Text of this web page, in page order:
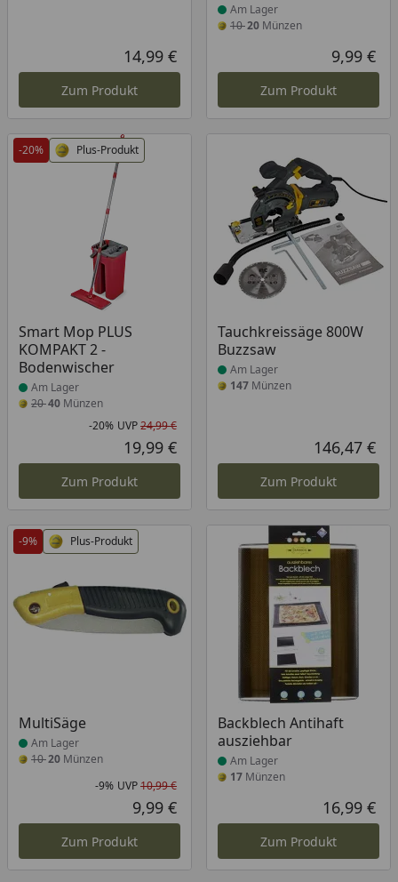
Aktueller Preis
14,99 €
Zum Produkt
Am Lager
1020 Münzen
9,99 €
Zum Produkt
-20% Plus-Produkt
Smart Mop PLUS
KOMPAKT 2 -
Bodenwischer
Produkt am Lager
Am Lager
2040 Münzen
Rabatt in Prozent
-20%
Ursprünglicher Preis
UVP24,99 €
Aktueller Preis
19,99 €
Zum Produkt
Tauchkreissäge 800W
Buzzsaw
Produkt am Lager
Am Lager
147 Münzen
146,47 €
Zum Produkt
-9% Plus-Produkt
MultiSäge
Produkt am Lager
Am Lager
1020 Münzen
Rabatt in Prozent
-9%
Ursprünglicher Preis
UVP10,99 €
Aktueller Preis
9,99 €
Zum Produkt
Backblech Antihaft
ausziehbar
Produkt am Lager
Am Lager
17 Münzen
16,99 €
Zum Produkt